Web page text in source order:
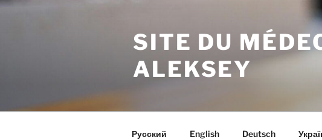
Aller
SITE DU
ALEKSEY
Русский English Deutsch